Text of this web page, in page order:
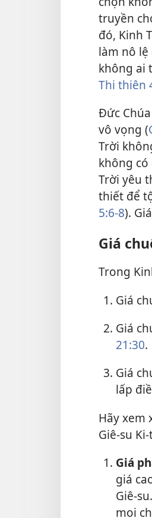
truyền
đó, Kinh
làm nô lệ
không ai
Thi thiên
Đức
vô vọng (
Trời
không có
Trời yêu
thiết để
5:6-8).
Giá
Trong
Giá
Giá
21:30.
Giá
lấp
Hãy xem
Giê-su
Giá
giá
Giê-
mọi